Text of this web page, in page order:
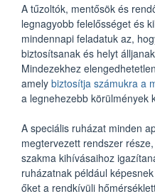
A tűzoltók, mentősök és
legnagyobb felelősséget és
mindennapi feladatuk az,
biztosítsanak és helyt
Mindezekhez
amely biztosítja számukra a
a legnehezebb körülmények
A speciális ruházat minden
megtervezett rendszer
szakma kihívásaihoz
ruházatnak például
őket a rendkívüli